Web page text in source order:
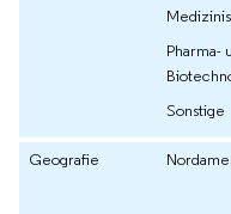
Pharma-
Sonstige
Geografie